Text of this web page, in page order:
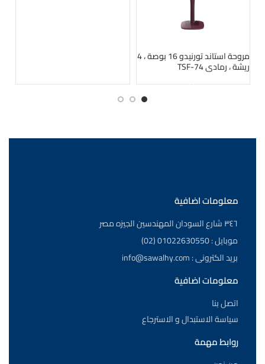
مروحة استاند تورنيدو 16 بوصة ، 4
ريشة ، رمادي TSF-74
معلومات اضافية
٣٤٦ شارع السودان المهندسين الجيزه مصر
موبايل : 01022630550 (02)
بريد الكترونى : info@sawalhy.com
معلومات اضافية
اتصل بنا
سياسة الاستبدال و الاسترجاع
روابط مهمة